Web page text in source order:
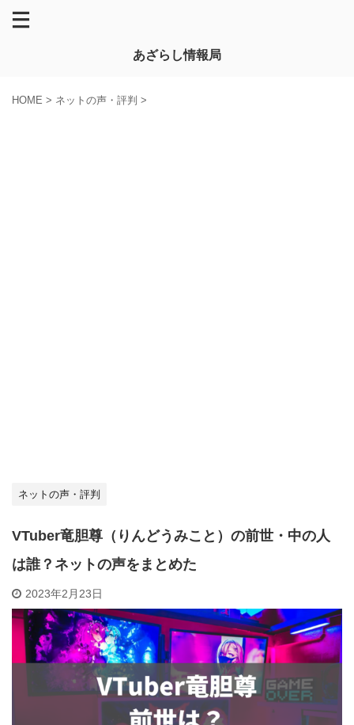
あざらし情報局
HOME > ネットの声・評判 >
ネットの声・評判
VTuber竜胆尊（りんどうみこと）の前世・中の人
は誰？ネットの声をまとめた
2023年2月23日